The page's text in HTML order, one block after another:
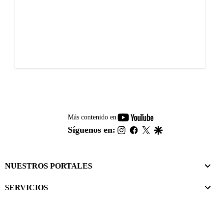
Más contenido en
youtube-
footer
Síguenos en: instagram
facebook
twitter
NUESTROS PORTALES
SERVICIOS